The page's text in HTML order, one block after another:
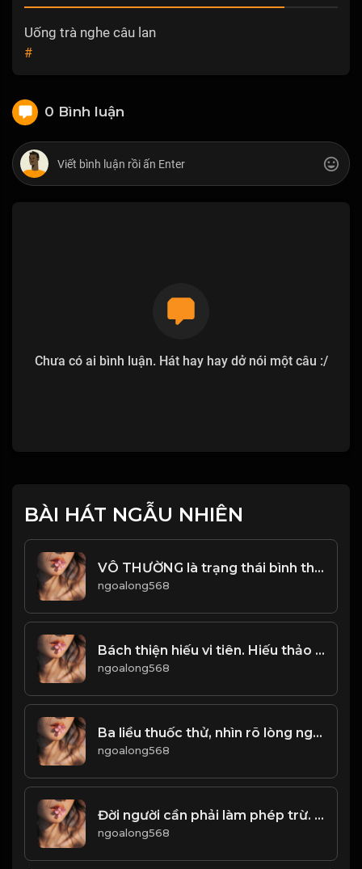
Uống trà nghe câu lan
#
0 Bình luận
Chưa có ai bình luận. Hát hay hay dở nói một câu :/
BÀI HÁT NGẪU NHIÊN
VÔ THƯỜNG là trạng thái bình thường của sinh mệnh! & Đạo
ngoalong568
Bách thiện hiếu vi tiên. Hiếu thảo là gốc rễ, để làm người lương thiện! & Đạo
ngoalong568
Ba liều thuốc thử, nhìn rõ lòng người! & Đạo
ngoalong568
Đời người cần phải làm phép trừ. Nhiều hơn là một loại gánh nặng, ít hơn là một loại dư thừa! & Đạo
ngoalong568